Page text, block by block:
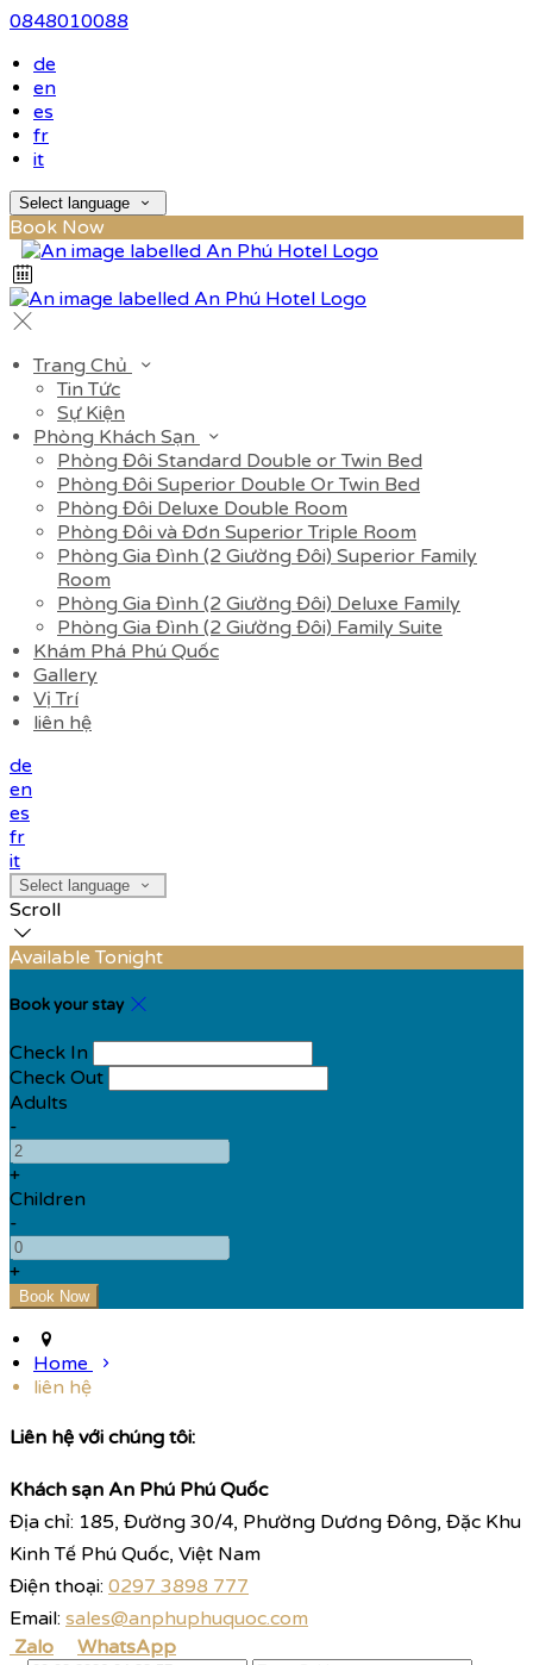
0848010088
de
en
es
fr
it
Select language
Book Now
Trang Chủ
Tin Tức
Sự Kiện
Phòng Khách Sạn
Phòng Đôi Standard Double or Twin Bed
Phòng Đôi Superior Double Or Twin Bed
Phòng Đôi Deluxe Double Room
Phòng Đôi và Đơn Superior Triple Room
Phòng Gia Đình (2 Giường Đôi) Superior Family
Room
Phòng Gia Đình (2 Giường Đôi) Deluxe Family
Phòng Gia Đình (2 Giường Đôi) Family Suite
Khám Phá Phú Quốc
Gallery
Vị Trí
liên hệ
de
en
es
fr
it
Select language
Scroll
Available Tonight
Book your stay
Check In
Check Out
Adults
-
+
Children
-
+
Home
liên hệ
Liên hệ với chúng tôi:
Khách sạn An Phú Phú Quốc
Địa chỉ: 185, Đường 30/4, Phường Dương Đông, Đặc Khu
Kinh Tế Phú Quốc, Việt Nam
Điện thoại: 0297 3898 777
Email: sales@anphuphuquoc.com
Zalo
WhatsApp